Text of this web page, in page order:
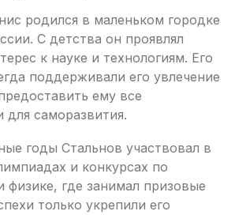
родился в маленьком городке
С детства он проявлял
к науке и технологиям. Его
поддерживали его увлечение
ему все
для саморазвития.
годы Стальнов участвовал в
и конкурсах по
физике, где занимал призовые
только укрепили его